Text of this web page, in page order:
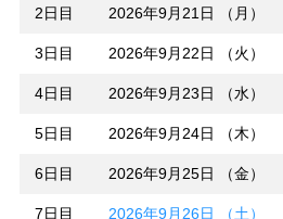
2日目 2026年9月21日 （月）
3日目 2026年9月22日 （火）
4日目 2026年9月23日 （水）
5日目 2026年9月24日 （木）
6日目 2026年9月25日 （金）
7日目 2026年9月26日 （土）